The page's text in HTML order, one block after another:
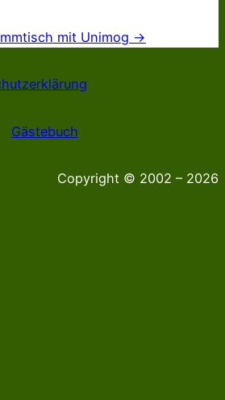
mit Unimog →
Gästebuch
Copyright © 2002 – 2026